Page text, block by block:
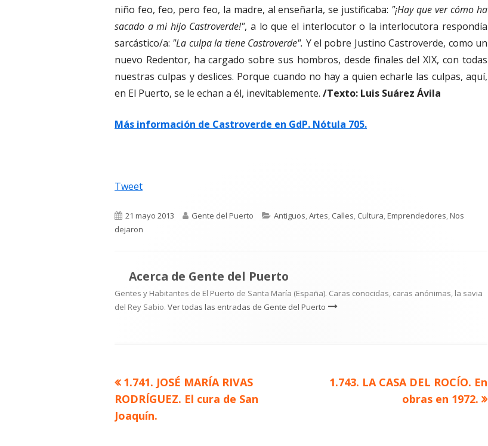
niño feo, feo, pero feo, la madre, al enseñarla, se justificaba: "¡Hay que ver cómo ha
sacado a mi hijo Castroverde!", a lo que el interlocutor o la interlocutora respondía
sarcástico/a: "La culpa la tiene Castroverde". Y el pobre Justino Castroverde, como un
nuevo Redentor, ha cargado sobre sus hombros, desde finales del XIX, con todas
nuestras culpas y deslices. Porque cuando no hay a quien echarle las culpas, aquí,
en El Puerto, se le echan a él, inevitablemente. /Texto: Luis Suárez Ávila
Más información de Castroverde en GdP. Nótula 705.
Tweet
Publicado
el
21 mayo 2013 Autor
Gente del Puerto Categorías
Antiguos,Artes, Calles, Cultura,Emprendedores,Nos
dejaron
Acerca de Gente del Puerto
Gentes y Habitantes de El Puerto de Santa María (España). Caras conocidas, caras anónimas, la savia
del Rey Sabio. Ver todas las entradas de Gente del Puerto
Navegación
de
Artículo
anterior
1.741. JOSÉ MARÍA RIVAS
RODRÍGUEZ. El cura de San
Joaquín.
Artículo
1.743. LA CASA DEL ROCÍO. En
obras en 1972.